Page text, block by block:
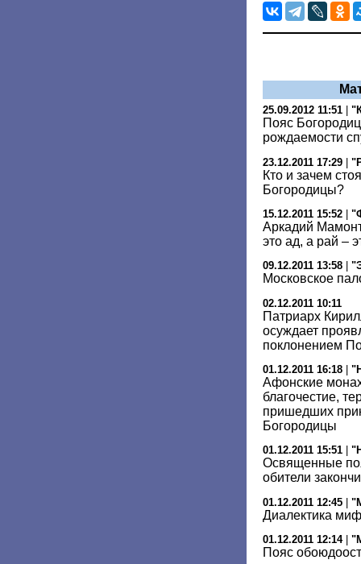
25.09.2012 11:51
Пояс
рождаемости
23.12.2011 17:29 |
Кто и зачем
Богородицы?
15.12.2011 15:52
Аркадий
это ад, а рай –
09.12.2011 13:58
Московское
02.12.2011 10:11
Патриарх
осуждает
поклонением
01.12.2011 16:18
Афонские
благочестие,
пришедших
Богородицы
01.12.2011 15:51
Освященные
обители
01.12.2011 12:45 |
Диалектика
01.12.2011 12:14|
Пояс